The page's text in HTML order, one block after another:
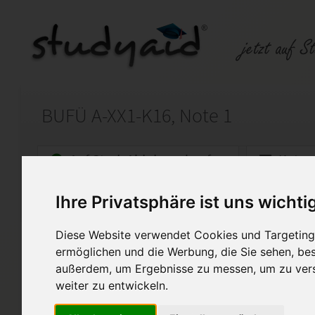
Ihre Privatsphäre ist uns
Diese Website verwendet Cookies und
ermöglichen und die Werbung, die Sie sehen,
außerdem, um Ergebnisse zu messen, um zu
weiter zu entwickeln.
BUFÜ A-XX1-K16, Note 1
Auf StudyAid.de verkaufen
Startseite Rechnungswesen
Lohnbuchführung
Ich verkaufe die Lösung der
XX1-K16.